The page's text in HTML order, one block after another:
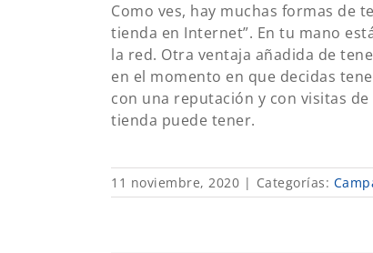
Como ves, hay muchas formas de
tienda en Internet”. En tu mano
la red. Otra ventaja añadida de
en el momento en que decidas
con una reputación y con visitas
tienda puede tener.
11 noviembre, 2020 | Categorías: